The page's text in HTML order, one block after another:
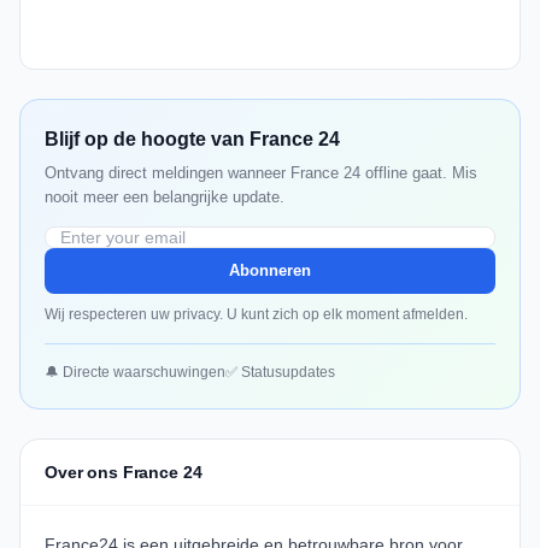
Blijf op de hoogte van France 24
Ontvang direct meldingen wanneer France 24 offline gaat. Mis
nooit meer een belangrijke update.
Abonneren
Wij respecteren uw privacy. U kunt zich op elk moment afmelden.
🔔 Directe waarschuwingen✅ Statusupdates
Over ons France 24